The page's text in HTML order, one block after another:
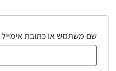
שם משתמש או כתובת אימייל